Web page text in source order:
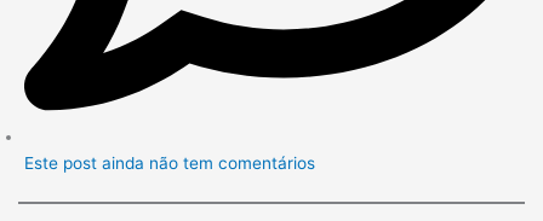
Este post ainda não tem comentários